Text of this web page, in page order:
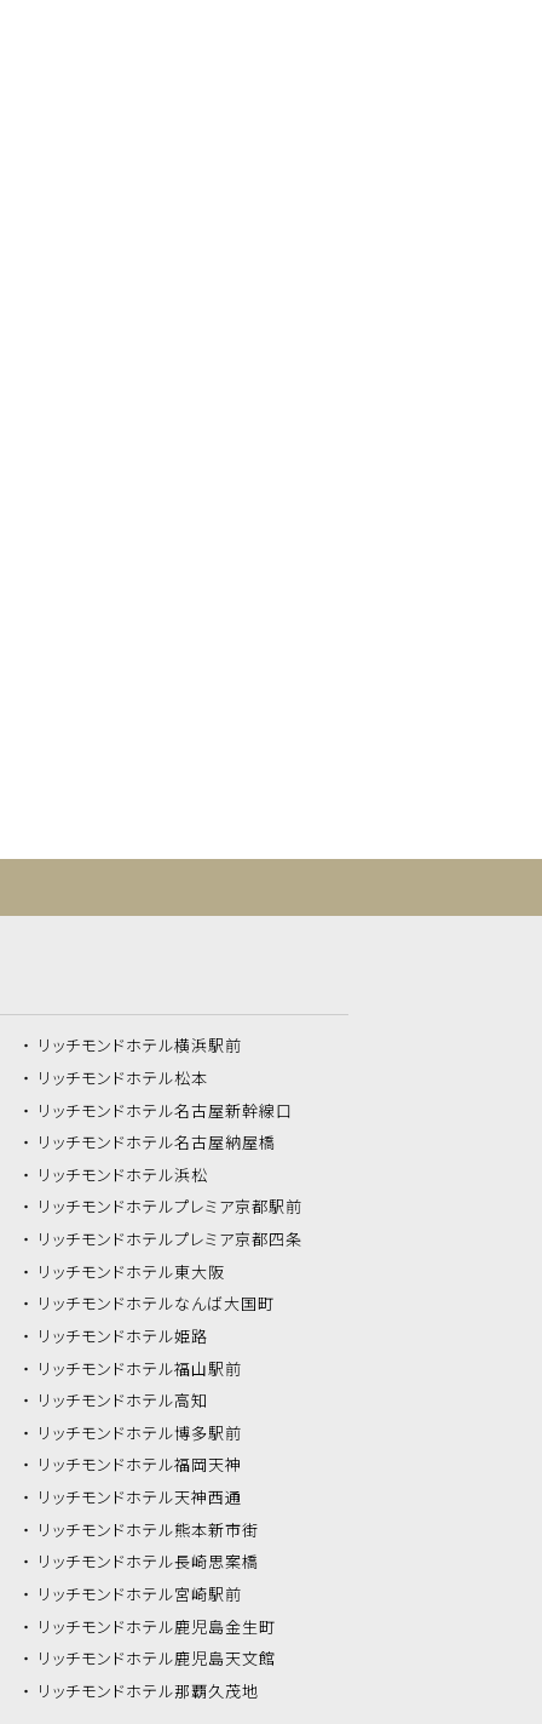
リッチモンドホテル横浜駅前
リッチモンドホテル松本
リッチモンドホテル名古屋新幹線口
リッチモンドホテル名古屋納屋橋
リッチモンドホテル浜松
リッチモンドホテルプレミア京都駅前
リッチモンドホテルプレミア京都四条
リッチモンドホテル東大阪
リッチモンドホテルなんば大国町
リッチモンドホテル姫路
リッチモンドホテル福山駅前
リッチモンドホテル高知
リッチモンドホテル博多駅前
リッチモンドホテル福岡天神
リッチモンドホテル天神西通
リッチモンドホテル熊本新市街
リッチモンドホテル長崎思案橋
リッチモンドホテル宮崎駅前
リッチモンドホテル鹿児島金生町
リッチモンドホテル鹿児島天文館
リッチモンドホテル那覇久茂地